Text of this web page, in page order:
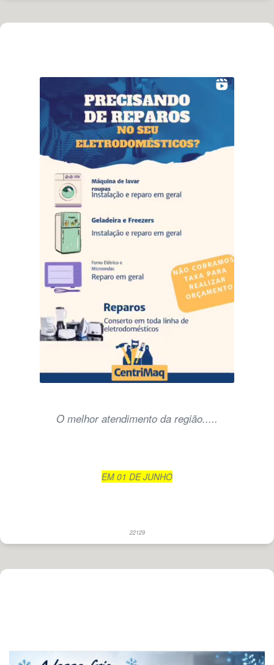
O melhor atendimento da região.....
EM 01 DE JUNHO
22129